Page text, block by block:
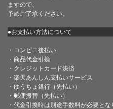
ますので、
予めご了承ください。
●お支払い方法について
・コンビニ後払い
・商品代金引換
・クレジットカード決済
・楽天あんしん支払いサービス
・ゆうちょ銀行（先払い）
・郵便振替（先払い）
・代金引換時は別途手数料が必要とな